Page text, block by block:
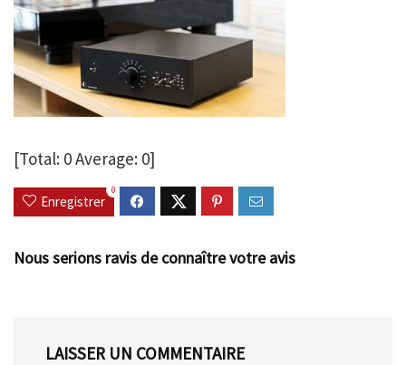
[Total: 0Average: 0]
Enregistrer
0
Nous serions ravis de connaître votre avis
LAISSER UN COMMENTAIRE